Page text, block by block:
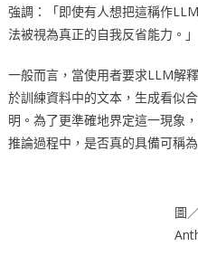
強調：「即使有人想把這稱作
法被視為真正的自我反省能力。」
一般而言，當使用者要求LLM解
於訓練資料中的文本，生成看似
明。為了更準確地界定這一現象
推論過程中，是否真的具備可稱
圖